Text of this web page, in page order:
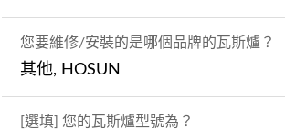
您要維修/安裝的是哪個品牌的瓦斯爐？
其他, HOSUN
[選填] 您的瓦斯爐型號為？